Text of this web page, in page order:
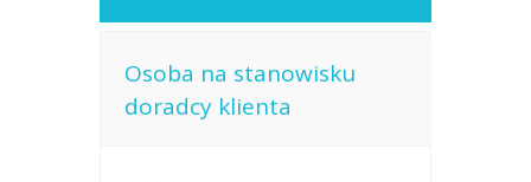
Osoba na stanowisku
doradcy klienta